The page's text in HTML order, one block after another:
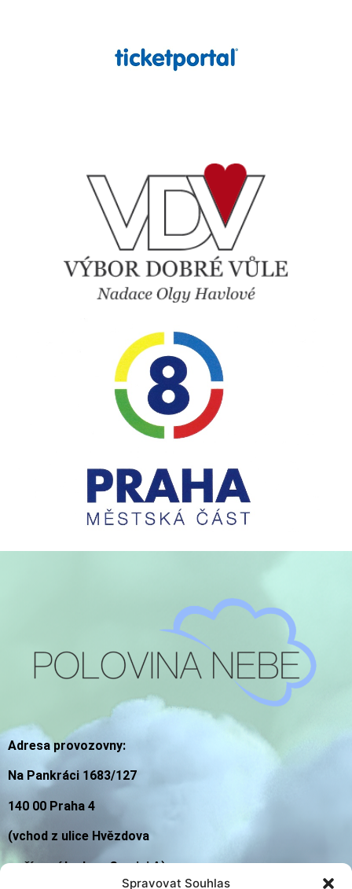
Spravovat Souhlas
Adresa provozovny:
Na Pankráci 1683/127
140 00 Praha 4
(vchod z ulice Hvězdova
v přízemí budovy Gemini A)